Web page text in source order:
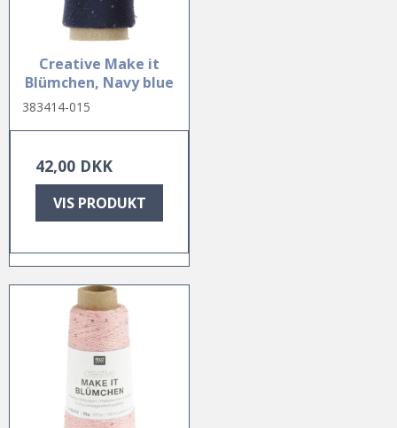
Creative Make it
Blümchen, Navy blue
383414-015
42,00 DKK
VIS PRODUKT